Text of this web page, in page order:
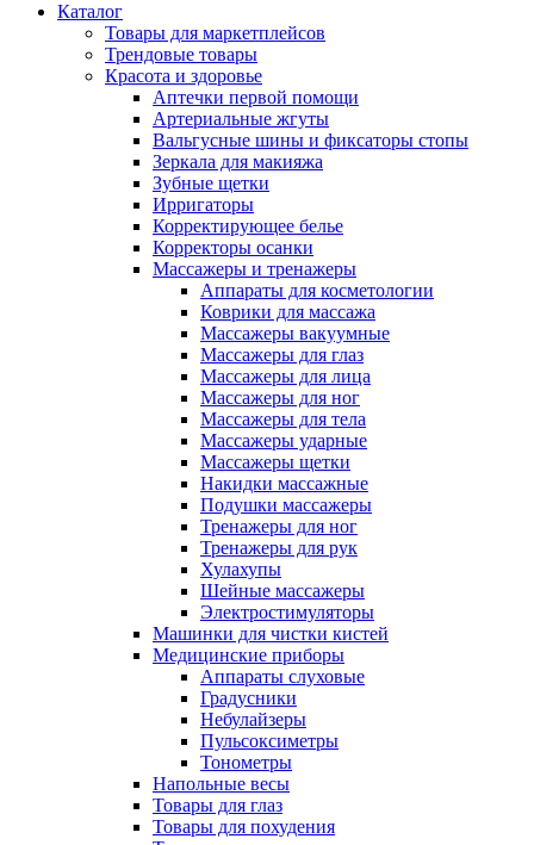
Каталог
Товары для маркетплейсов
Трендовые товары
Красота и здоровье
Аптечки первой помощи
Артериальные жгуты
Вальгусные шины и фиксаторы стопы
Зеркала для макияжа
Зубные щетки
Ирригаторы
Корректирующее белье
Корректоры осанки
Массажеры и тренажеры
Аппараты для косметологии
Коврики для массажа
Массажеры вакуумные
Массажеры для глаз
Массажеры для лица
Массажеры для ног
Массажеры для тела
Массажеры ударные
Массажеры щетки
Накидки массажные
Подушки массажеры
Тренажеры для ног
Тренажеры для рук
Хулахупы
Шейные массажеры
Электростимуляторы
Машинки для чистки кистей
Медицинские приборы
Аппараты слуховые
Градусники
Небулайзеры
Пульсоксиметры
Тонометры
Напольные весы
Товары для глаз
Товары для похудения